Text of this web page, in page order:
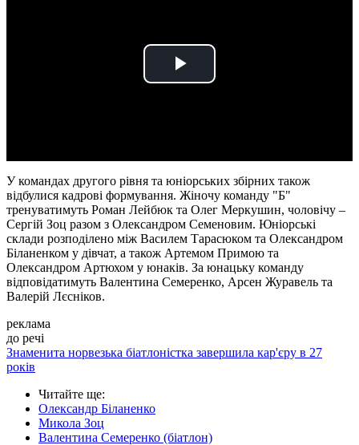
Play
У командах другого рівня та юніорських збірних також
відбулися кадрові формування. Жіночу команду "Б"
тренуватимуть Роман Лейбюк та Олег Меркушин, чоловічу –
Сергій Зоц разом з Олександром Семеновим. Юніорські
склади розподілено між Василем Тарасюком та Олександром
Біланенком у дівчат, а також Артемом Примою та
Олександром Артюхом у юнаків. За юнацьку команду
відповідатимуть Валентина Семеренко, Арсен Журавель та
Валерій Лєсніков.
реклама
до речі
Знаменита норвезька біатлоністка завершила кар'єру в 27
років
Читайте ще:
Олександр Біланенко
Микола Зоц
Валентина Семеренко (біатлон)